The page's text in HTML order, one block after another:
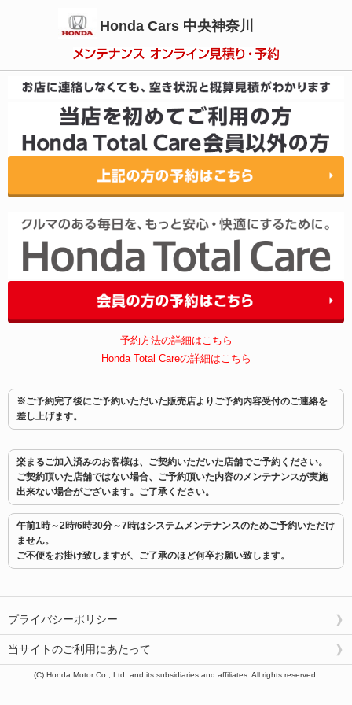
Honda Cars 中央神奈川
予約方法の詳細はこちら
Honda Total Careの詳細はこちら
※ご予約完了後にご予約いただいた販売店よりご予約内容受付のご連絡を
差し上げます。
楽まるご加入済みのお客様は、ご契約いただいた店舗でご予約ください。
ご契約頂いた店舗ではない場合、ご予約頂いた内容のメンテナンスが実施
出来ない場合がございます。ご了承ください。
午前1時～2時/6時30分～7時はシステムメンテナンスのためご予約いただけ
ません。
ご不便をお掛け致しますが、ご了承のほど何卒お願い致します。
プライバシーポリシー
当サイトのご利用にあたって
(C) Honda Motor Co., Ltd. and its subsidiaries and affiliates. All rights reserved.